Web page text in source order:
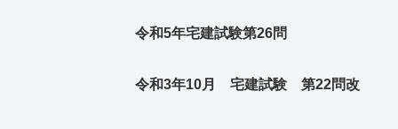
令和5年宅建試験第26問
令和3年10月 宅建試験 第22問改